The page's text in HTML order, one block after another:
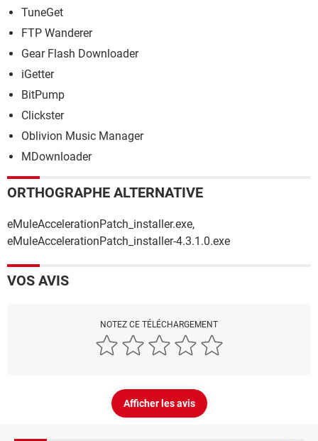
TuneGet
FTP Wanderer
Gear Flash Downloader
iGetter
BitPump
Clickster
Oblivion Music Manager
MDownloader
ORTHOGRAPHE ALTERNATIVE
eMuleAccelerationPatch_installer.exe,
eMuleAccelerationPatch_installer-4.3.1.0.exe
VOS AVIS
NOTEZ CE TÉLÉCHARGEMENT
Afficher les avis